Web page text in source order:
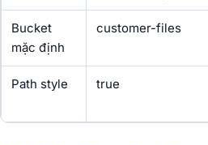
Bucket
mặc định
customer-files
Path style true